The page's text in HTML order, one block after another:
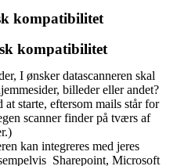
kompatibilitet
kompatibilitet
I ønsker datascanneren skal
billeder eller andet?
starte, eftersom mails står for
scanner finder på tværs af
kan integreres med jeres
Sharepoint, Microsoft